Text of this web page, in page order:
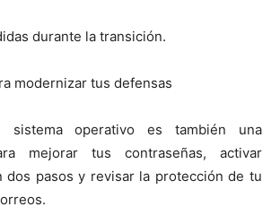
durante la transición.
modernizar tus defensas
sistema operativo es también una
mejorar tus contraseñas, activar
dos pasos y revisar la protección de tu